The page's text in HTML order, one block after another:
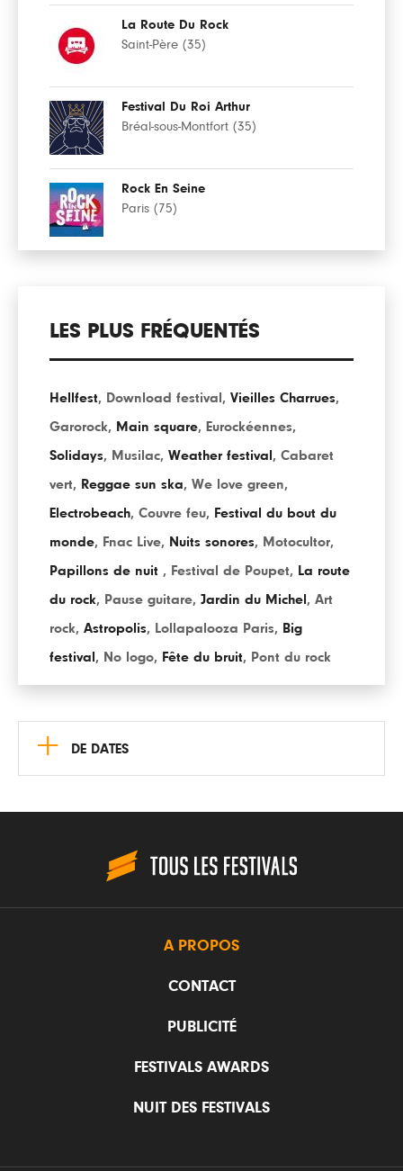
La Route Du Rock
Saint-Père (35)
Festival Du Roi Arthur
Bréal-sous-Montfort (35)
Rock En Seine
Paris (75)
LES PLUS FRÉQUENTÉS
Hellfest, Download festival , Vieilles Charrues,
Garorock, Main square, Eurockéennes,
Solidays, Musilac, Weather festival , Cabaret
vert, Reggae sun ska, We love green,
Electrobeach, Couvre feu, Festival du bout du
monde, Fnac Live, Nuits sonores, Motocultor,
Papillons de nuit , Festival de Poupet, La route
du rock, Pause guitare, Jardin du Michel , Art
rock, Astropolis, Lollapalooza Paris, Big
festival , No logo, Fête du bruit, Pont du rock
+ DE DATES
A PROPOS
CONTACT
PUBLICITÉ
FESTIVALS AWARDS
NUIT DES FESTIVALS